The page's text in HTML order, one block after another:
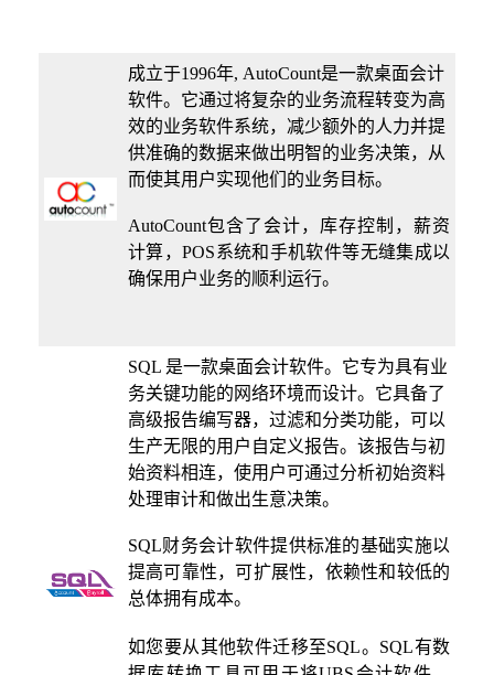
成立于1996年, AutoCount是一款桌面会计
软件。它通过将复杂的业务流程转变为高
效的业务软件系统，减少额外的人力并提
供准确的数据来做出明智的业务决策，从
而使其用户实现他们的业务目标。
AutoCount包含了会计，库存控制，薪资
计算，POS系统和手机软件等无缝集成以
确保用户业务的顺利运行。
SQL 是一款桌面会计软件。它专为具有业
务关键功能的网络环境而设计。它具备了
高级报告编写器，过滤和分类功能，可以
生产无限的用户自定义报告。该报告与初
始资料相连，使用户可通过分析初始资料
处理审计和做出生意决策。
SQL财务会计软件提供标准的基础实施以
提高可靠性，可扩展性，依赖性和较低的
总体拥有成本。
如您要从其他软件迁移至SQL。SQL有数